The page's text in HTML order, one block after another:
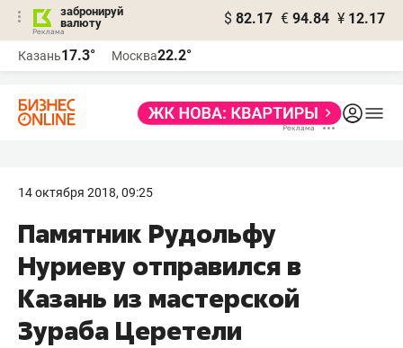
забронируй
валюту
$ 82.17 € 94.84 ¥ 12.17
Казань17.3° Москва22.2°
14 октября 2018, 09:25
Памятник Рудольфу
Нуриеву отправился в
Казань из мастерской
Зураба Церетели